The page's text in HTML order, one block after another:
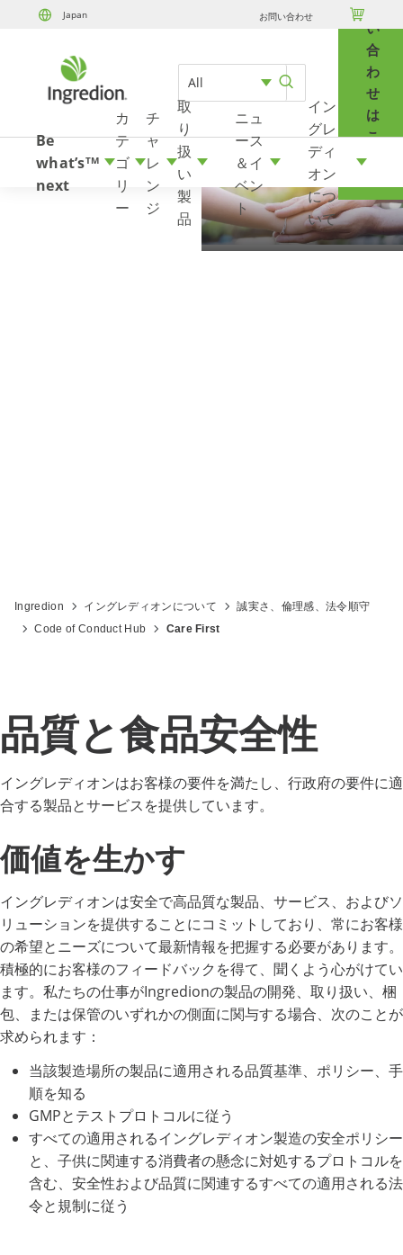
Japan お問い合わせ 
All
い
合
わ
せ
は
こ
ち
Be
what’s
next
TM
カ
テ
ゴ
リ
ー
チ
ャ
レ
ン
ジ
取
り
扱
い
製
品
ニュ
ース
＆イ
ベン
ト
イン
グレ
ディ
オン
につ
いて
Ingredion イングレディオンについて
誠実さ、倫理感、法令順守
Code of Conduct Hub
Care First
品質と食品安全性
イングレディオンはお客様の要件を満たし、行政府の要件に適
合する製品とサービスを提供しています。
価値を生かす
イングレディオンは安全で高品質な製品、サービス、およびソ
リューションを提供することにコミットしており、常にお客様
の希望とニーズについて最新情報を把握する必要があります。
積極的にお客様のフィードバックを得て、聞くよう心がけてい
ます。私たちの仕事がIngredionの製品の開発、取り扱い、梱
包、または保管のいずれかの側面に関与する場合、次のことが
求められます：
当該製造場所の製品に適用される品質基準、ポリシー、手
順を知る
GMPとテストプロトコルに従う
すべての適用されるイングレディオン製造の安全ポリシー
と、子供に関連する消費者の懸念に対処するプロトコルを
含む、安全性および品質に関連するすべての適用される法
令と規制に従う